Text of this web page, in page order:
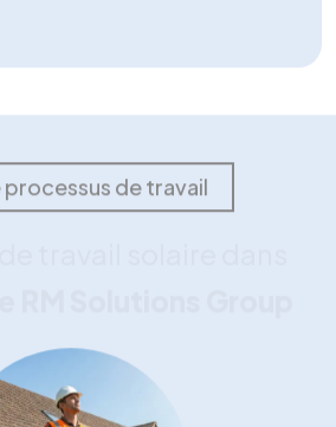
font part de
positifs